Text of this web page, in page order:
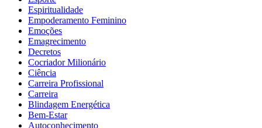
Espiritualidade
Empoderamento Feminino
Emoções
Emagrecimento
Decretos
Cocriador Milionário
Ciência
Carreira Profissional
Carreira
Blindagem Energética
Bem-Estar
Autoconhecimento